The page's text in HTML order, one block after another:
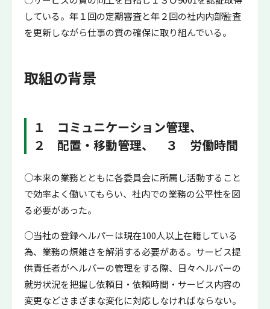
している。年１回の定期審査と年２回の社内内部監査
を更新しながら仕事の質の確保に取り組んでいる。
取組の背景
１ コミュニケーション管理、
２ 配置・移動管理、 ３ 労働時間
○本来の業務とともに各委員会に所属し活動すること
で効率よく働いてもらい、社内での業務の公平性を図
る必要があった。
○当社の登録ヘルパーは現在100人以上在籍している
為、業務の煩雑さを解消する必要がある。サービス提
供責任者がヘルパーの管理をする際、日々ヘルパーの
就労状況を把握し依頼日・依頼時間・サービス内容の
変更などさまざまな変化に対応しなければならない。